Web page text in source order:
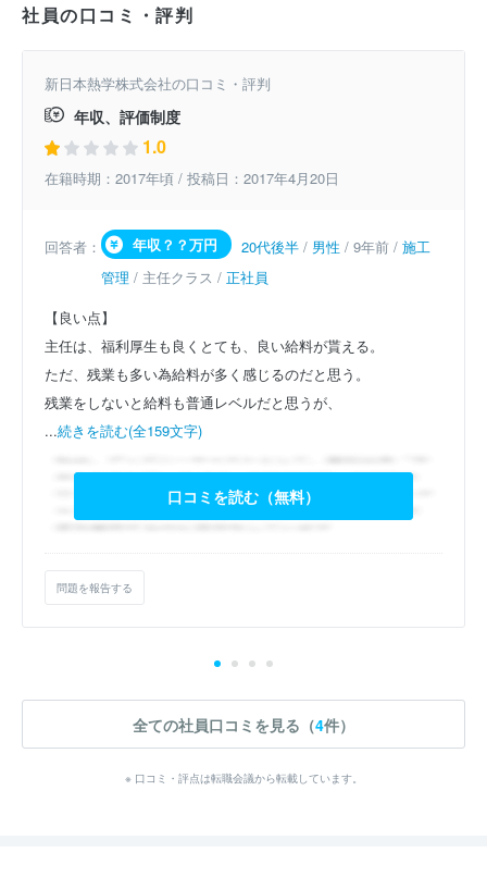
社員の口コミ・評判
新日本熱学株式会社の口コミ・評判
年収、評価制度
1.0
在籍時期：2017年頃 / 投稿日：2017年4月20日
回答者： 年収？？万円 20代後半 / 男性 / 9年前 /施工
管理 / 主任クラス / 正社員
【良い点】
主任は、福利厚生も良くとても、良い給料が貰える。
ただ、残業も多い為給料が多く感じるのだと思う。
残業をしないと給料も普通レベルだと思うが、
...続きを読む(全159文字)
口コミを読む（無料）
問題を報告する
全ての社員口コミを見る（4件）
※ 口コミ・評点は転職会議から転載しています。